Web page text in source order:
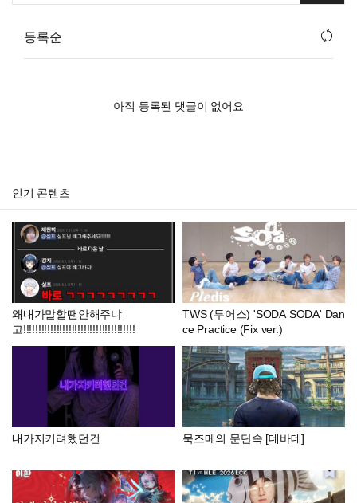
등록순
아직 등록된 댓글이 없어요
인기 콘텐츠
왜내가말할땐안해주냐
고!!!!!!!!!!!!!!!!!!!!!!!!!!!!!!!!!!!!!
TWS (투어스) 'SODA SODA' Dan
ce Practice (Fix ver.)
내가지키려했던건 묵즈메의 문단속 [데바데]